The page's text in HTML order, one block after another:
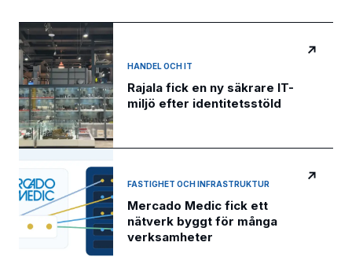
HANDEL OCH IT
Rajala fick en ny säkrare IT-
miljö efter identitetsstöld
↗
FASTIGHET OCH INFRASTRUKTUR
Mercado Medic fick ett
nätverk byggt för många
verksamheter
↗